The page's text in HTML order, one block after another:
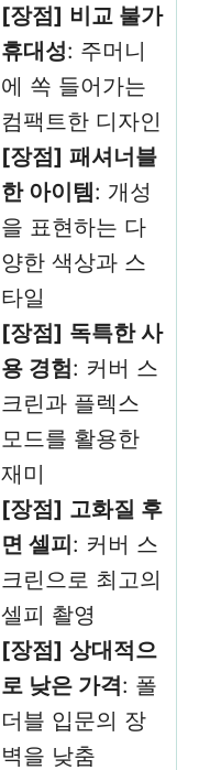
[장점] 비교 불가
휴대성: 주머니
에 쏙 들어가는
컴팩트한 디자인
[장점] 패셔너블
한 아이템: 개성
을 표현하는 다
양한 색상과 스
타일
[장점] 독특한 사
용 경험: 커버 스
크린과 플렉스
모드를 활용한
재미
[장점] 고화질 후
면 셀피: 커버 스
크린으로 최고의
셀피 촬영
[장점] 상대적으
로 낮은 가격: 폴
더블 입문의 장
벽을 낮춤